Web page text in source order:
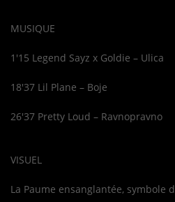
MUSIQUE
1'15 Legend Sayz x Goldie – Ulica
18'37 Lil Plane – Boje
26'37 Pretty Loud – Ravnopravno
VISUEL
La Paume ensanglantée, symbole